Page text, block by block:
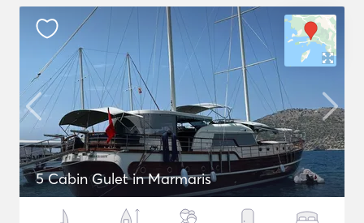
5 Cabin Gulet in Marmaris